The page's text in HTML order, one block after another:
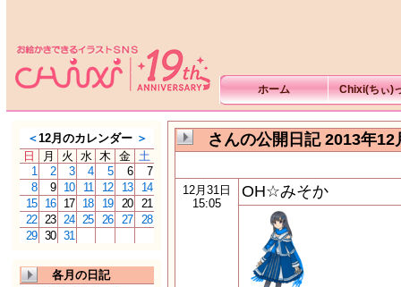
ホーム Chixi(ちぃ)
＜12月のカレンダー ＞
日
月 火 水 木 金 土
1
2 3 4 5 6
7
8
9 10 11 12 13
14
15
16 17 18 19 20
21
22 23 24 25 26 27
28
29 30 31
各月の日記
さんの公開日記 2013年12
12月31日
15:05
OH☆みそか